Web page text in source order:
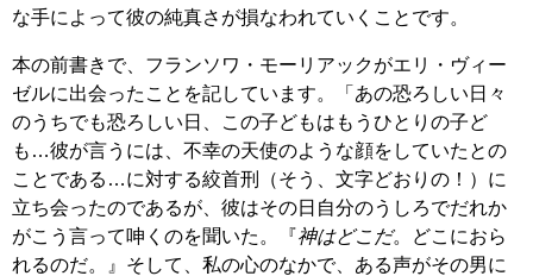
な手によって彼の純真さが損なわれていくことです。
本の前書きで、フランソワ・モーリアックがエリ・ヴィー
ゼルに出会ったことを記しています。「あの恐ろしい日々
のうちでも恐ろしい日、この子どもはもうひとりの子ど
も…彼が言うには、不幸の天使のような顔をしていたとの
ことである…に対する絞首刑（そう、文字どおりの！）に
立ち会ったのであるが、彼はその日自分のうしろでだれか
がこう言って呻くのを聞いた。『神はどこだ。どこにおら
れるのだ。』そして、私の心のなかで、ある声がその男に